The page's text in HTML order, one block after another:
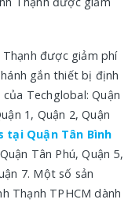
được giảm phí
gắn thiết bị định
Techglobal: Quận
1, Quận 2, Quận
tại Quận Tân Bình
Tân Phú, Quận 5,
7. Một số sản
Thạnh TPHCM dành